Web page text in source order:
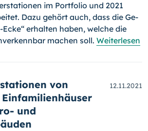
im Portfolio und 2021
Dazu gehört auch, dass die Ge­
Ecke“ erhalten haben, welche die
machen soll. Weiterlesen
von
und
12.11.2021